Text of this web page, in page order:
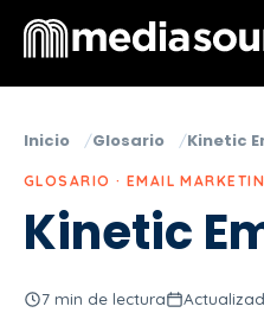
Inicio Glosario Kinetic
GLOSARIO · EMAIL
Kinetic
7 min de lectura